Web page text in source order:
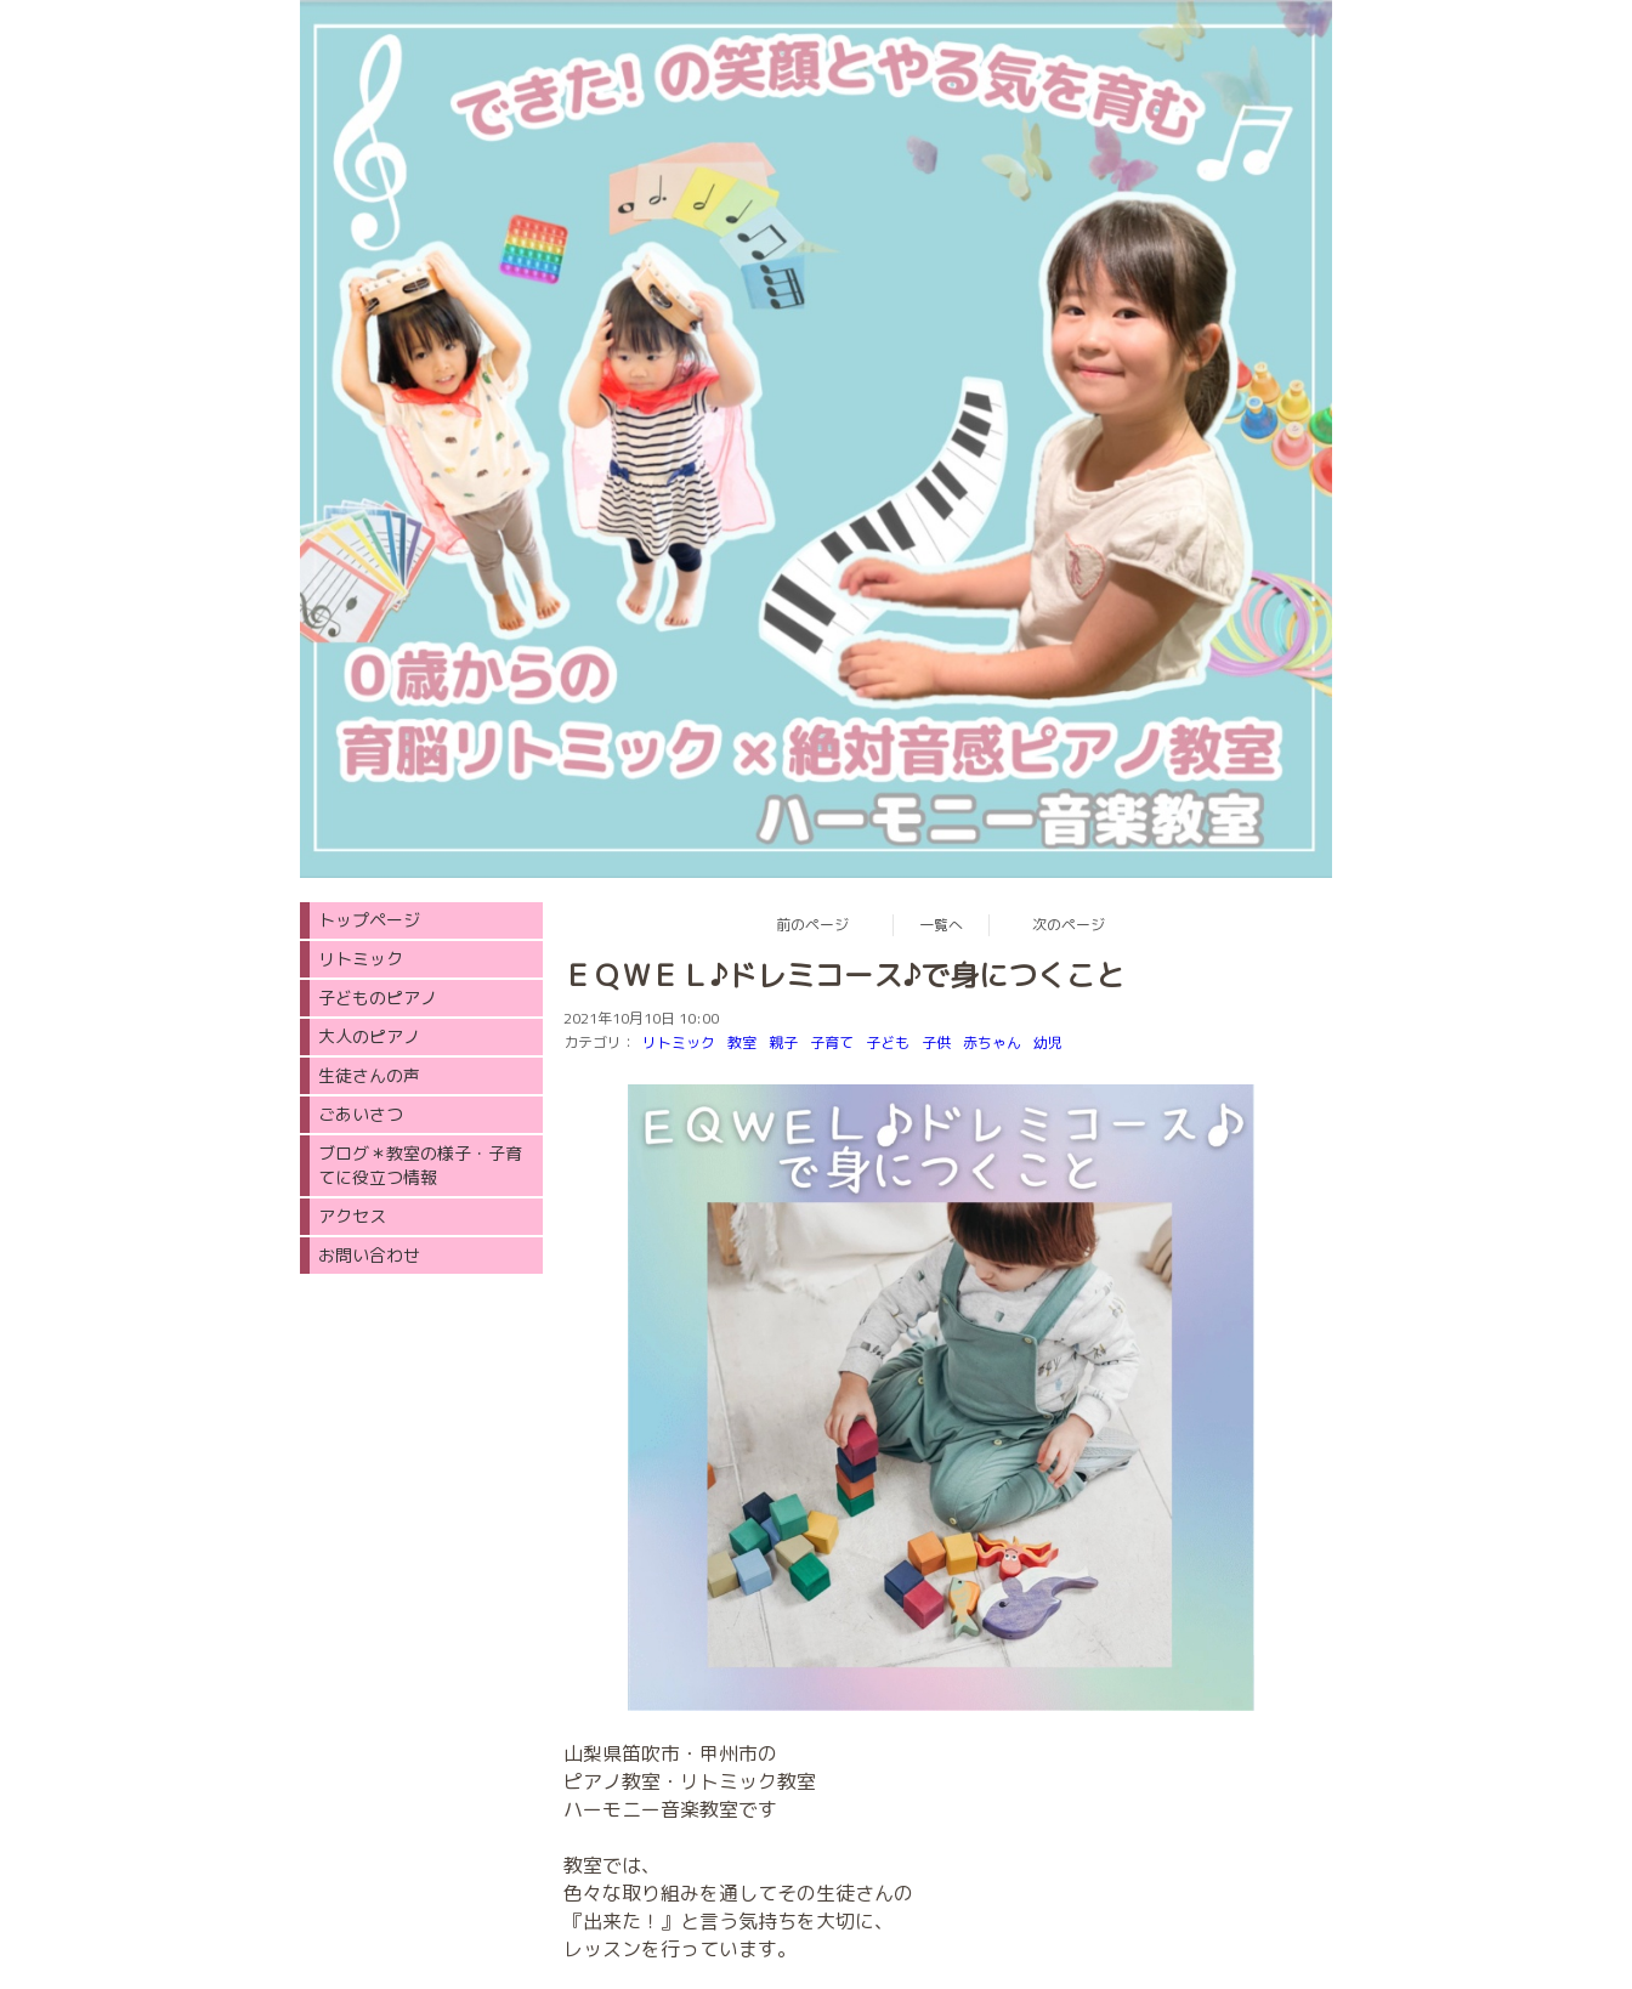
前のページ 一覧へ 次のページ
ＥＱＷＥＬ♪ドレミコース♪で身につくこと
2021年10月10日 10:00
カテゴリ：
リトミック 教室 親子 子育て 子ども 子供 赤ちゃん 幼児
山梨県笛吹市・甲州市の
ピアノ教室・リトミック教室
ハーモニー音楽教室です
教室では、
色々な取り組みを通してその生徒さんの
『出来た！』と言う気持ちを大切に、
レッスンを行っています。
トップページ
リトミック
子どものピアノ
大人のピアノ
生徒さんの声
ごあいさつ
ブログ＊教室の様子・子育
てに役立つ情報
アクセス
お問い合わせ